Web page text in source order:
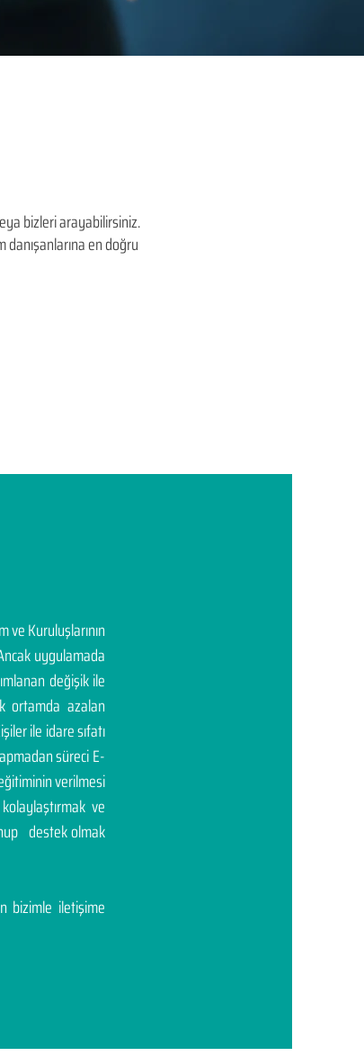
bizleri arayabilirsiniz.
en doğru
Kuruluşlarının
uygulamada
değişik ile
ortamda azalan
ile idare sıfatı
süreci E-
verilmesi
ve
destek olmak
bizimle iletişime